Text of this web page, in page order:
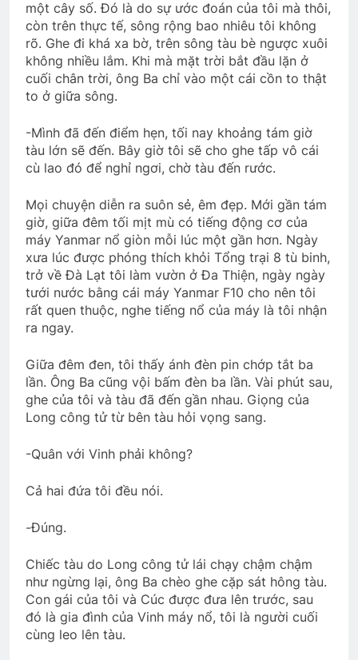
một cây số. Đó là do sự ước đoán của tôi mà thôi,
còn trên thực tế, sông rộng bao nhiêu tôi không
rõ. Ghe đi khá xa bờ, trên sông tàu bè ngược xuôi
không nhiều lắm. Khi mà mặt trời bắt đầu lặn ở
cuối chân trời, ông Ba chỉ vào một cái cồn to thật
to ở giữa sông.
-Mình đã đến điểm hẹn, tối nay khoảng tám giờ
tàu lớn sẽ đến. Bây giờ tôi sẽ cho ghe tấp vô cái
cù lao đó để nghỉ ngơi, chờ tàu đến rước.
Mọi chuyện diễn ra suôn sẻ, êm đẹp. Mới gần tám
giờ, giữa đêm tối mịt mù có tiếng động cơ của
máy Yanmar nổ giòn mỗi lúc một gần hơn. Ngày
xưa lúc được phóng thích khỏi Tổng trại 8 tù binh,
trở về Đà Lạt tôi làm vườn ở Đa Thiện, ngày ngày
tưới nước bằng cái máy Yanmar F10 cho nên tôi
rất quen thuộc, nghe tiếng nổ của máy là tôi nhận
ra ngay.
Giữa đêm đen, tôi thấy ánh đèn pin chớp tắt ba
lần. Ông Ba cũng vội bấm đèn ba lần. Vài phút sau,
ghe của tôi và tàu đã đến gần nhau. Giọng của
Long công tử từ bên tàu hỏi vọng sang.
-Quân với Vinh phải không?
Cả hai đứa tôi đều nói.
-Đúng.
Chiếc tàu do Long công tử lái chạy chậm chậm
như ngừng lại, ông Ba chèo ghe cặp sát hông tàu.
Con gái của tôi và Cúc được đưa lên trước, sau
đó là gia đình của Vinh máy nổ, tôi là người cuối
cùng leo lên tàu.